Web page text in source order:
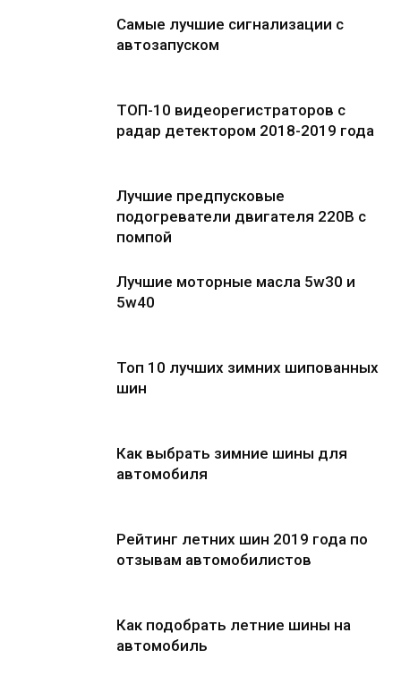
Самые лучшие сигнализации с
автозапуском
ТОП-10 видеорегистраторов с
радар детектором 2018-2019 года
Лучшие предпусковые
подогреватели двигателя 220В с
помпой
Лучшие моторные масла 5w30 и
5w40
Топ 10 лучших зимних шипованных
шин
Как выбрать зимние шины для
автомобиля
Рейтинг летних шин 2019 года по
отзывам автомобилистов
Как подобрать летние шины на
автомобиль